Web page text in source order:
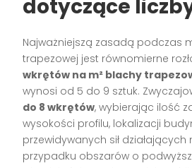
dotyczące
Najważniejszą zasadą podczas
trapezowej jest równomierne
wkrętów na m² blachy
wynosi od 5 do 9 sztuk.
do 8 wkrętów, wybierając ilość
wysokości profilu, lokalizacji
przewidywanych sił działających
przypadku obszarów o